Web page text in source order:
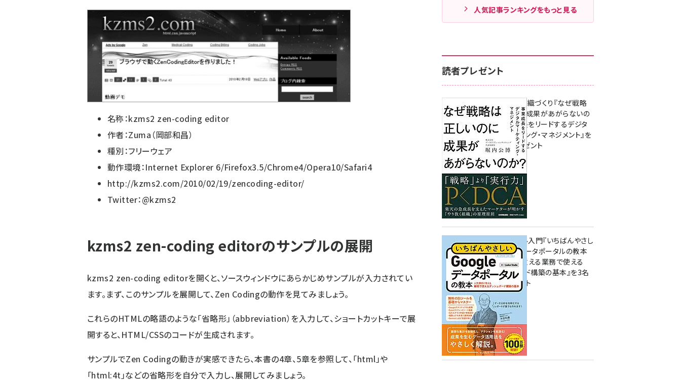
名称：kzms2 zen-coding editor
作者：Zuma（岡部和昌）
種別：フリーウェア
動作環境：Internet Explorer 6/Firefox3.5/Chrome4/Opera10/Safari4
http://kzms2.com/2010/02/19/zencoding-editor/
Twitter：@kzms2
kzms2 zen-coding editorのサンプルの展開
kzms2 zen-coding editorを開くと、ソースウィンドウにあらかじめサンプルが入力されてい
ます。まず、このサンプルを展開して、Zen Codingの動作を見てみましょう。
これらのHTMLの略語のような「省略形」（abbreviation）を入力して、ショートカットキーで展
開すると、HTML/CSSのコードが生成されます。
サンプルでZen Codingの動きが実感できたら、本書の4章、5章を参照して、「html」や
「html:4t」などの省略形を自分で入力し、展開してみましょう。
人気記事ランキングをもっと見る
読者プレゼント
成果を生む組織づくり『なぜ戦略
は正しいのに成果があがらないの
か？ 事業成長をリードするデジタ
ルマーケティング・マネジメント』を
3名様にプレゼント
10:00
無料BIツール入門『いちばんやさし
いGoogleデータポータルの教本
人気講師が教える業務で使える
ダッシュボード構築の基本』を3名
様にプレゼント
7月31日 10:00